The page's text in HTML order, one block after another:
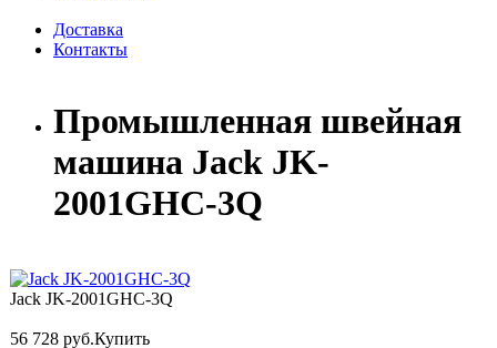
Доставка
Контакты
Промышленная швейная
машина Jack JK-
2001GHC-3Q
Jack JK-2001GHC-3Q
56 728 руб.Купить